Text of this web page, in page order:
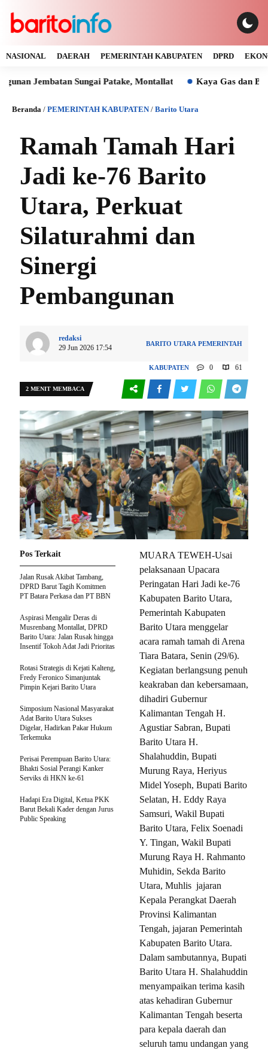
NASIONAL DAERAH PEMERINTAH KABUPATEN DPRD
Sungai Patake, Montallat Kaya Gas dan Batu Bara
Beranda / PEMERINTAH KABUPATEN/ Barito Utara
Ramah Tamah Hari
Jadi ke-76 Barito
Utara, Perkuat
Silaturahmi dan
Sinergi
Pembangunan
redaksi
29 Jun 2026 17:54
BARITO UTARA PEMERINTAH
KABUPATEN 0 61
2 MENIT MEMBACA
MUARA TEWEH-Usai
pelaksanaan Upacara
Peringatan Hari Jadi ke-76
Kabupaten Barito Utara,
Pemerintah Kabupaten
Barito Utara menggelar
acara ramah tamah di Arena
Tiara Batara, Senin (29/6).
Kegiatan berlangsung penuh
keakraban dan kebersamaan,
dihadiri Gubernur
Kalimantan Tengah H.
Agustiar Sabran, Bupati
Barito Utara H.
Shalahuddin, Bupati
Murung Raya, Heriyus
Midel Yoseph, Bupati Barito
Selatan, H. Eddy Raya
Samsuri, Wakil Bupati
Barito Utara, Felix Soenadi
Y. Tingan, Wakil Bupati
Murung Raya H. Rahmanto
Muhidin, Sekda Barito
Utara, Muhlis jajaran
Kepala Perangkat Daerah
Provinsi Kalimantan
Tengah, jajaran Pemerintah
Kabupaten Barito Utara.
Dalam sambutannya, Bupati
Barito Utara H. Shalahuddin
menyampaikan terima kasih
atas kehadiran Gubernur
Kalimantan Tengah beserta
para kepala daerah dan
seluruh tamu undangan yang
Pos Terkait
Jalan Rusak Akibat Tambang,
DPRD Barut Tagih Komitmen
PT Batara Perkasa dan PT BBN
Aspirasi Mengalir Deras di
Musrenbang Montallat, DPRD
Barito Utara: Jalan Rusak hingga
Insentif Tokoh Adat Jadi Prioritas
Rotasi Strategis di Kejati Kalteng,
Fredy Feronico Simanjuntak
Pimpin Kejari Barito Utara
Simposium Nasional Masyarakat
Adat Barito Utara Sukses
Digelar, Hadirkan Pakar Hukum
Terkemuka
Perisai Perempuan Barito Utara:
Bhakti Sosial Perangi Kanker
Serviks di HKN ke-61
Hadapi Era Digital, Ketua PKK
Barut Bekali Kader dengan Jurus
Public Speaking